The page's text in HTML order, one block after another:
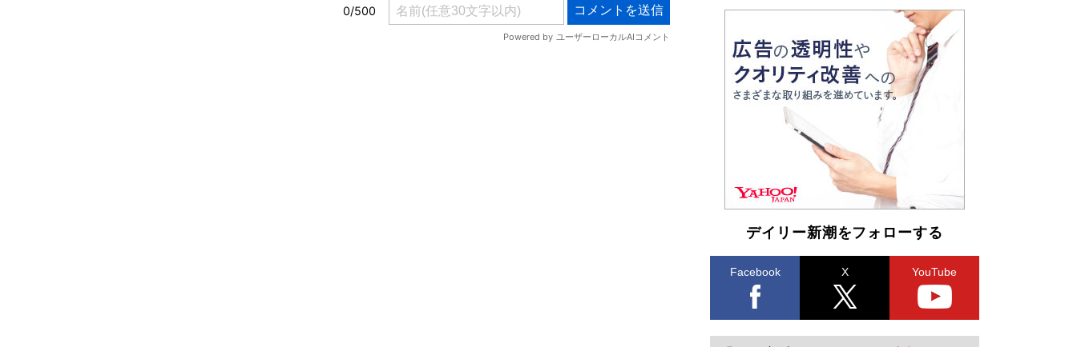
デイリー新潮をフォローする
Facebook X YouTube